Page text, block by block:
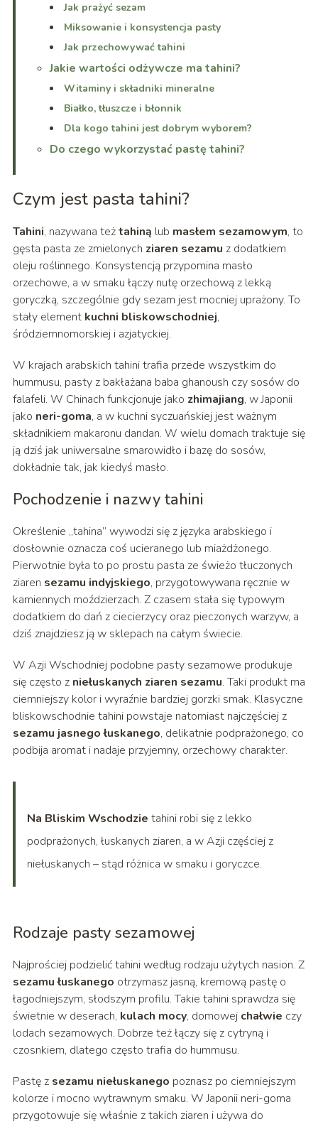
Jak prażyć sezam
Miksowanie i konsystencja pasty
Jak przechowywać tahini
Jakie wartości odżywcze ma tahini?
Witaminy i składniki mineralne
Białko, tłuszcze i błonnik
Dla kogo tahini jest dobrym wyborem?
Do czego wykorzystać pastę tahini?
Czym jest pasta tahini?
Tahini, nazywana teżtahiną lub masłem sezamowym, to
gęsta pasta ze zmielonych ziaren sezamu z dodatkiem
oleju roślinnego. Konsystencją przypomina masło
orzechowe, a w smaku łączy nutę orzechową z lekką
goryczką, szczególnie gdy sezam jest mocniej uprażony. To
stały element kuchni bliskowschodniej,
śródziemnomorskiej i azjatyckiej.
W krajach arabskich tahini trafia przede wszystkim do
hummusu, pasty z bakłażana baba ghanoush czy sosów do
falafeli. W Chinach funkcjonuje jako zhimajiang, w Japonii
jako neri-goma, a w kuchni syczuańskiej jest ważnym
składnikiem makaronu dandan. W wielu domach traktuje się
ją dziś jak uniwersalne smarowidło i bazę do sosów,
dokładnie tak, jak kiedyś masło.
Pochodzenie i nazwy tahini
Określenie „tahina” wywodzi się z języka arabskiego i
dosłownie oznacza coś ucieranego lub miażdżonego.
Pierwotnie była to po prostu pasta ze świeżo tłuczonych
ziaren sezamu indyjskiego, przygotowywana ręcznie w
kamiennych moździerzach. Z czasem stała się typowym
dodatkiem do dań z ciecierzycy oraz pieczonych warzyw, a
dziś znajdziesz ją w sklepach na całym świecie.
W Azji Wschodniej podobne pasty sezamowe produkuje
się często z niełuskanych ziaren sezamu. Taki produkt ma
ciemniejszy kolor i wyraźnie bardziej gorzki smak. Klasyczne
bliskowschodnie tahini powstaje natomiast najczęściej z
sezamu jasnego łuskanego, delikatnie podprażonego, co
podbija aromat i nadaje przyjemny, orzechowy charakter.
Na Bliskim Wschodzie tahini robi się z lekko
podprażonych, łuskanych ziaren, a w Azji częściej z
niełuskanych – stąd różnica w smaku i goryczce.
Rodzaje pasty sezamowej
Najprościej podzielić tahini według rodzaju użytych nasion. Z
sezamu łuskanego otrzymasz jasną, kremową pastę o
łagodniejszym, słodszym profilu. Takie tahini sprawdza się
świetnie w deserach, kulach mocy, domowej chałwie czy
lodach sezamowych. Dobrze też łączy się z cytryną i
czosnkiem, dlatego często trafia do hummusu.
Pastę z sezamu niełuskanego poznasz po ciemniejszym
kolorze i mocno wytrawnym smaku. W Japonii neri-goma
przygotowuje się właśnie z takich ziaren i używa do